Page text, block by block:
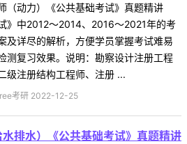
（动力）《公共基础考试》真题精讲
》中2012～2014、2016～2021年的考
及详尽的解析，方便学员掌握考试难易
测复习效果。说明：勘察设计注册工程
级注册结构工程师、注册 ...
考研 2022-12-25
排水）《公共基础考试》真题精讲